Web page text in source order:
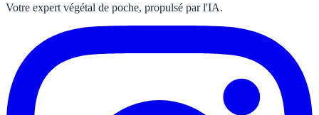
Votre expert végétal de poche, propulsé par l'IA.